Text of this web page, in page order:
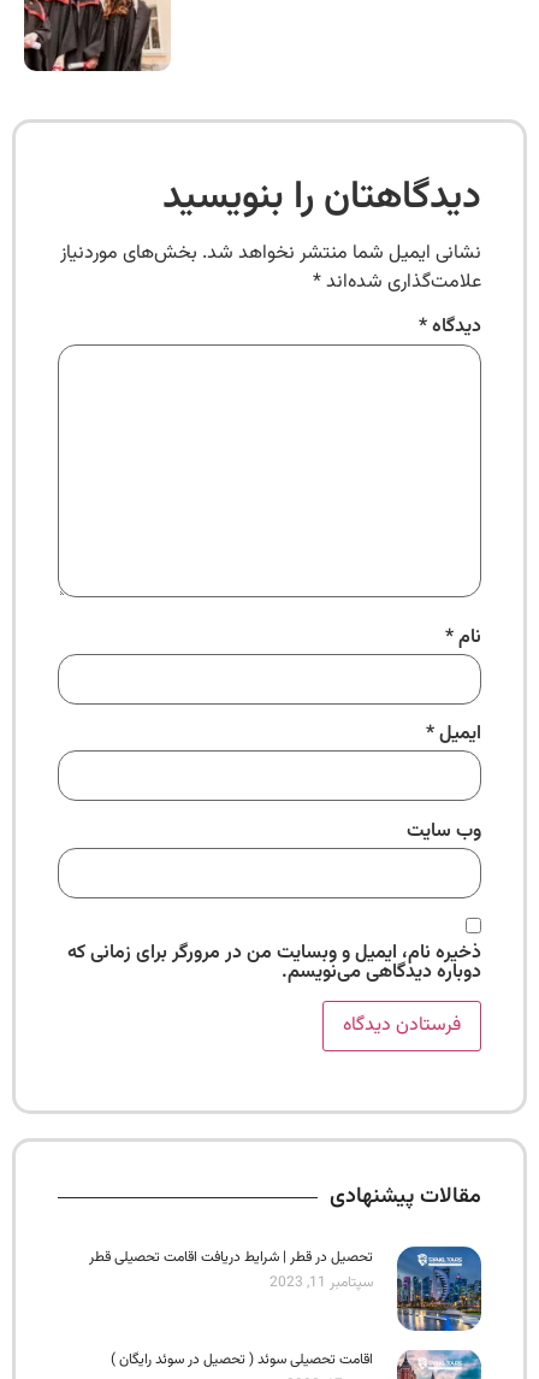
دیدگاهتان را بنویسید
نشانی ایمیل شما منتشر نخواهد شد. بخش‌های موردنیاز
علامت‌گذاری شده‌اند*
دیدگاه*
نام*
ایمیل*
وب‌ سایت
ذخیره نام، ایمیل و وبسایت من در مرورگر برای زمانی که
دوباره دیدگاهی می‌نویسم.
مقالات پیشنهادی
تحصیل در قطر | شرایط دریافت اقامت تحصیلی قطر
سپتامبر 11, 2023
اقامت تحصیلی سوئد ( تحصیل در سوئد رایگان )